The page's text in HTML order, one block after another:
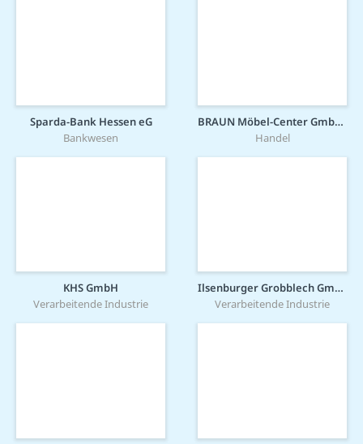
Sparda-Bank Hessen eG
Bankwesen
BRAUN Möbel-Center GmbH & Co KG
Handel
KHS GmbH
Verarbeitende Industrie
Ilsenburger Grobblech GmbH
Verarbeitende Industrie